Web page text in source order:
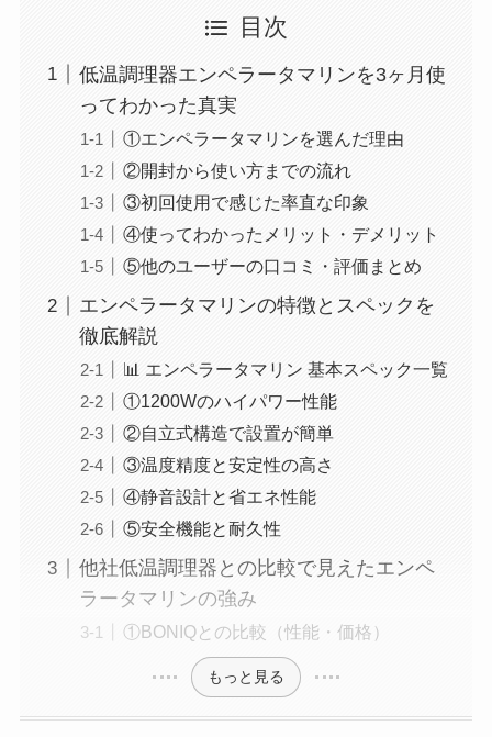
目次
低温調理器エンペラータマリンを3ヶ月使
ってわかった真実
①エンペラータマリンを選んだ理由
②開封から使い方までの流れ
③初回使用で感じた率直な印象
④使ってわかったメリット・デメリット
⑤他のユーザーの口コミ・評価まとめ
エンペラータマリンの特徴とスペックを
徹底解説
📊 エンペラータマリン 基本スペック一覧
①1200Wのハイパワー性能
②自立式構造で設置が簡単
③温度精度と安定性の高さ
④静音設計と省エネ性能
⑤安全機能と耐久性
他社低温調理器との比較で見えたエンペ
ラータマリンの強み
①BONIQとの比較（性能・価格）
もっと見る